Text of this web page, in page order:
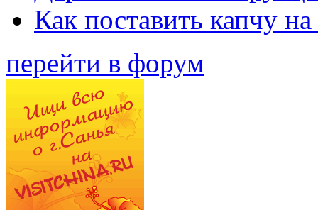
Как поставить капчу
перейти в форум